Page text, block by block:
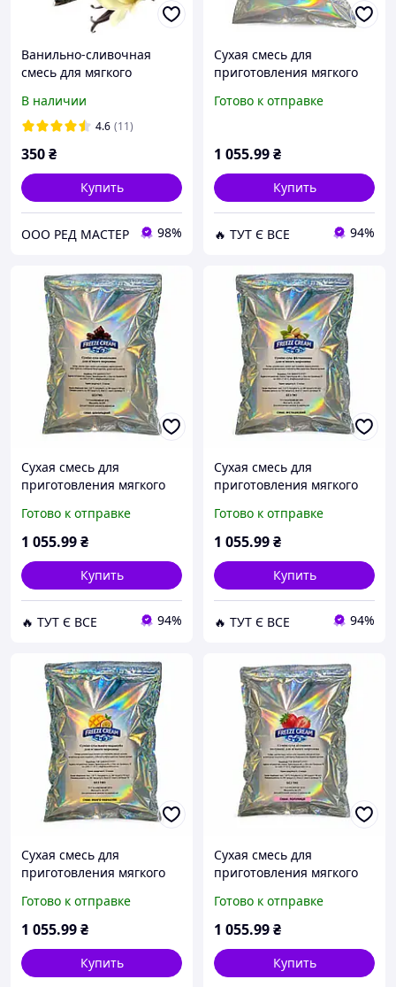
Ванильно-сливочная
смесь для мягкого
Master,2кг
В наличии
4.6 (11)
350₴
Купить
ООО РЕД МАСТЕР 98%
Сухая смесь для
приготовления мягкого
Сливочный 2 кг (63-0110)
Готово к отправке
1 055.99₴
Купить
🔥 ТУТ Є ВСЕ 94%
Сухая смесь для
приготовления мягкого
Шоколадный 2 кг (63-
0110-1) D15-2026
Готово к отправке
1 055.99₴
Купить
🔥 ТУТ Є ВСЕ 94%
Сухая смесь для
приготовления мягкого
Фисташковый 2 кг (63-
0110-2) D15-2026
Готово к отправке
1 055.99₴
Купить
🔥 ТУТ Є ВСЕ 94%
Сухая смесь для
приготовления мягкого
Манго-маракуйя 2 кг (63-
0110-3) D15-2026
Готово к отправке
1 055.99₴
Купить
Сухая смесь для
приготовления мягкого
Клубника 2 кг (63-0110-4)
D15-2026
Готово к отправке
1 055.99₴
Купить